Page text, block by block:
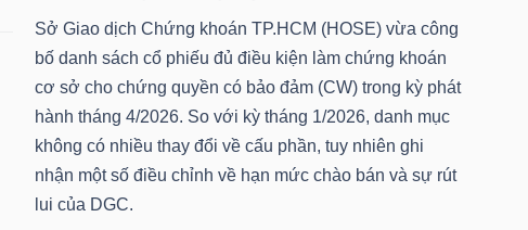
Sở Giao dịch Chứng khoán TP.HCM (HOSE) vừa công
bố danh sách cổ phiếu đủ điều kiện làm chứng khoán
cơ sở cho chứng quyền có bảo đảm (CW) trong kỳ phát
hành tháng 4/2026. So với kỳ tháng 1/2026, danh mục
không có nhiều thay đổi về cấu phần, tuy nhiên ghi
nhận một số điều chỉnh về hạn mức chào bán và sự rút
lui của DGC.